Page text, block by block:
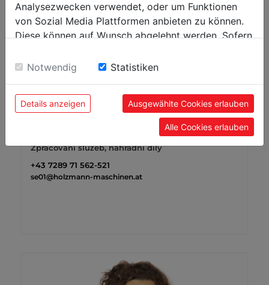
Zpracování služeb, náhradní díly
+43 7289 71 562-521
se01@holzmann-maschinen.at
Analysezwecken verwendet, oder um Funktionen
von Sozial Media Plattformen anbieten zu können.
Diese können auf Wunsch abgelehnt werden. Sofern
Einwilligung zu unseren Cookies.
Notwendig Statistiken
Details anzeigen Ausgewählte Cookies erlauben
Alle Cookies erlauben